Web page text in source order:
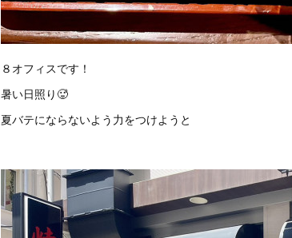
８オフィスです！
暑い日照り🥵
夏バテにならないよう力をつけようと